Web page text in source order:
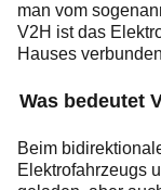
man vom
V2H ist das
Hauses
Was bedeutet
Beim
Elektrofahrzeugs